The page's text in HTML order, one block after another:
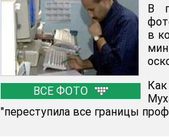
ВСЕ ФОТО
В
в
"переступила все границы